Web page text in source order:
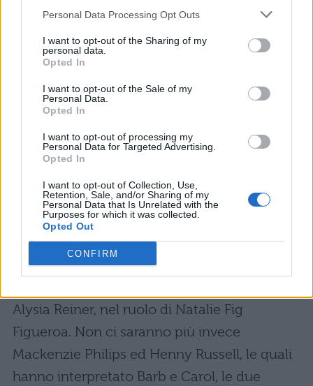
Personal Data Processing Opt Outs
I want to opt-out of the Sharing of my
personal data.
Opted In
I want to opt-out of the Sale of my
Personal Data.
Opted In
I want to opt-out of processing my
Personal Data for Targeted Advertising.
Opted In
I want to opt-out of Collection, Use,
Retention, Sale, and/or Sharing of my
Personal Data that Is Unrelated with the
Purposes for which it was collected.
Opted Out
CONFIRM
Dale Soules – Galina “Red” Reznikov
Lea DeLaria – Carrie “Big Boo” Black
Doggett
Elizabeth Rodriguez – Aleida Diaz
Laverne Cox – Sophia Burset
Oltre alle carcerate, ritroveremo anche Nick
Sandow (Joe Caputo), Beth Dover (Linda
Alysia Reiner, nel ruolo di Natalie Fig
Figueroa. Non ci saranno più invece
Mackenzie Philips ed Henny Russell, le quali
hanno interpretato Barb e Carol, le due